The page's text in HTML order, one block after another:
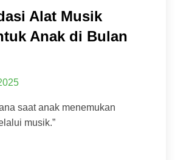
Alat Musik
Anak di Bulan
saat anak menemukan
musik.”